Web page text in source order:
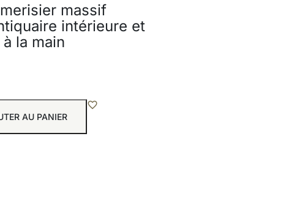
massif
intérieure et
la main
AU PANIER